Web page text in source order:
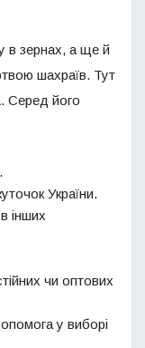
в зернах, а ще й
шахраїв. Тут
Серед його
України.
інших
чи оптових
у виборі